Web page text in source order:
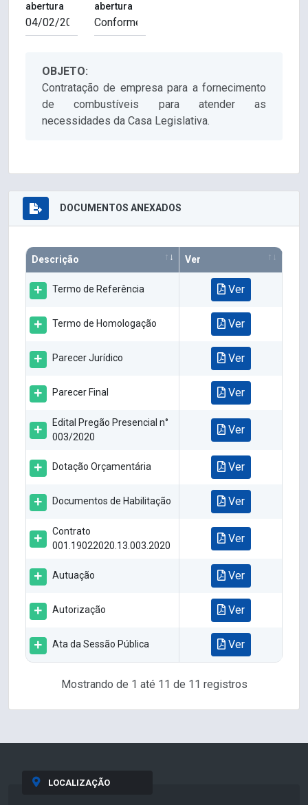
abertura
abertura
OBJETO:
Contratação de empresa para a fornecimento
de combustíveis para atender as
necessidades da Casa Legislativa.
DOCUMENTOS ANEXADOS
Descrição Ver
Termo de Referência Ver
Termo de Homologação Ver
Parecer Jurídico Ver
Parecer Final Ver
Edital Pregão Presencial n°
003/2020
Ver
Dotação Orçamentária Ver
Documentos de Habilitação Ver
Contrato
001.19022020.13.003.2020
Ver
Autuação Ver
Autorização Ver
Ata da Sessão Pública Ver
Mostrando de 1 até 11 de 11 registros
LOCALIZAÇÃO